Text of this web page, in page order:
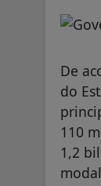
De
do
110
1,2